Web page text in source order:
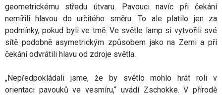
geometrickému středu útvaru. Pavouci navíc při čekání
nemířili hlavou do určitého směru. To ale platilo jen za
podmínky, pokud byli ve tmě. Ve světle lamp si vytvořili své
sítě podobně asymetrickým způsobem jako na Zemi a při
čekání odvrátili hlavu od zdroje světla.
„Nepředpokládali jsme, že by světlo mohlo hrát roli v
orientaci pavouků ve vesmíru,“ uvádí Zschokke. V přírodě